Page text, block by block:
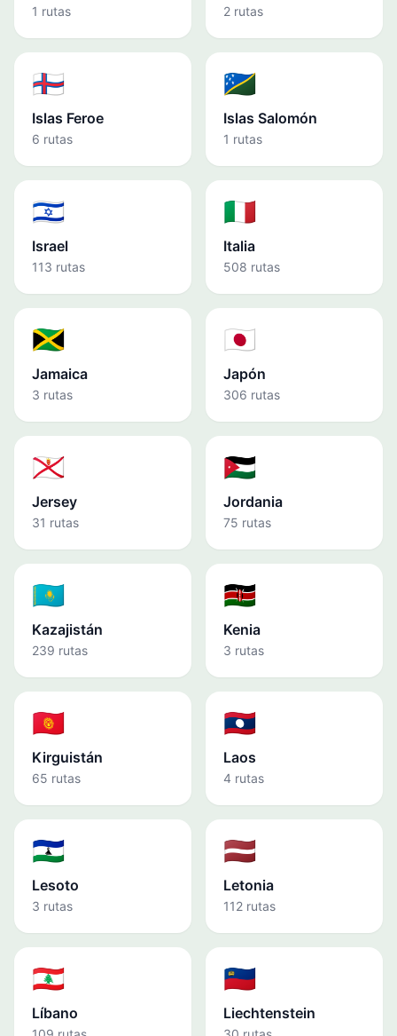
1 rutas 2 rutas
🇫🇴
Islas Feroe
6 rutas
🇸🇧
Islas Salomón
1 rutas
🇮🇱
Israel
113 rutas
🇮🇹
Italia
508 rutas
🇯🇲
Jamaica
3 rutas
🇯🇵
Japón
306 rutas
🇯🇪
Jersey
31 rutas
🇯🇴
Jordania
75 rutas
🇰🇿
Kazajistán
239 rutas
🇰🇪
Kenia
3 rutas
🇰🇬
Kirguistán
65 rutas
🇱🇦
Laos
4 rutas
🇱🇸
Lesoto
3 rutas
🇱🇻
Letonia
112 rutas
🇱🇧
Líbano
🇱🇮
Liechtenstein